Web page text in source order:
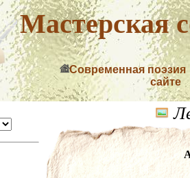
Мастерская
Современная поэзия
сайте